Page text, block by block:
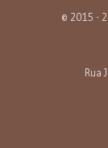
© 2015 -
Rua